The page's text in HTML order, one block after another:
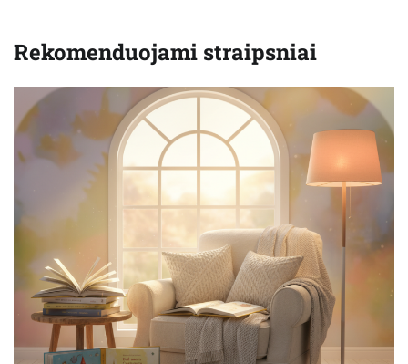
Rekomenduojami straipsniai